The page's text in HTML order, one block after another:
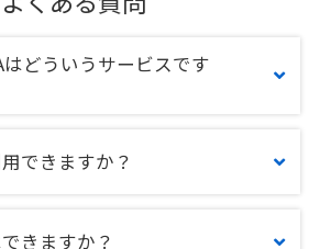
どういうサービスです
できますか？
きますか？